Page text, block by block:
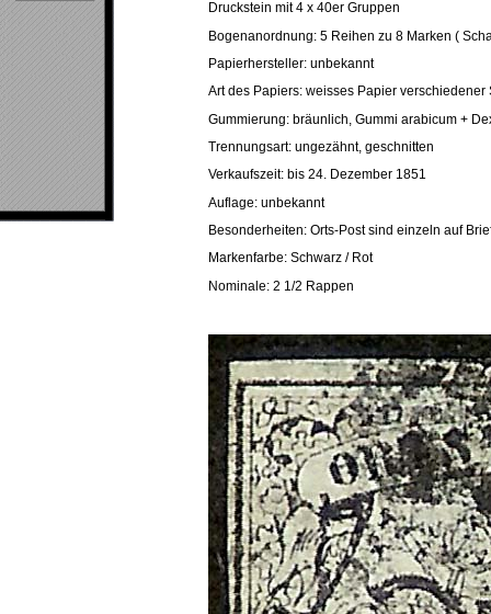
Druckstein mit 4 x 40er Gruppen
Bogenanordnung: 5 Reihen zu 8 Marken (
Papierhersteller: unbekannt
Art des Papiers: weisses Papier verschiedener
Gummierung: bräunlich, Gummi arabicum +
Trennungsart: ungezähnt, geschnitten
Verkaufszeit: bis 24. Dezember 1851
Auflage: unbekannt
Besonderheiten: Orts-Post sind einzeln auf
Markenfarbe: Schwarz / Rot
Nominale: 2 1/2 Rappen